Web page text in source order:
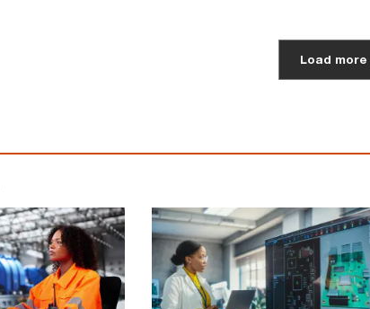
Load more